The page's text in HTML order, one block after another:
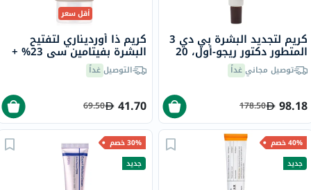
كريم لتجديد البشرة بي دي 3
المتطور دكتور ريجو-أول، 20
ملتوصيل مجانيغداً
98.18
178.50
أقل سعر
كريم ذا أورديناري لتفتيح
البشرة بفيتامين سي 23% +
30 ملالتوصيلغداً
41.70
69.50
40% خصم
جديد
30% خصم
جديد